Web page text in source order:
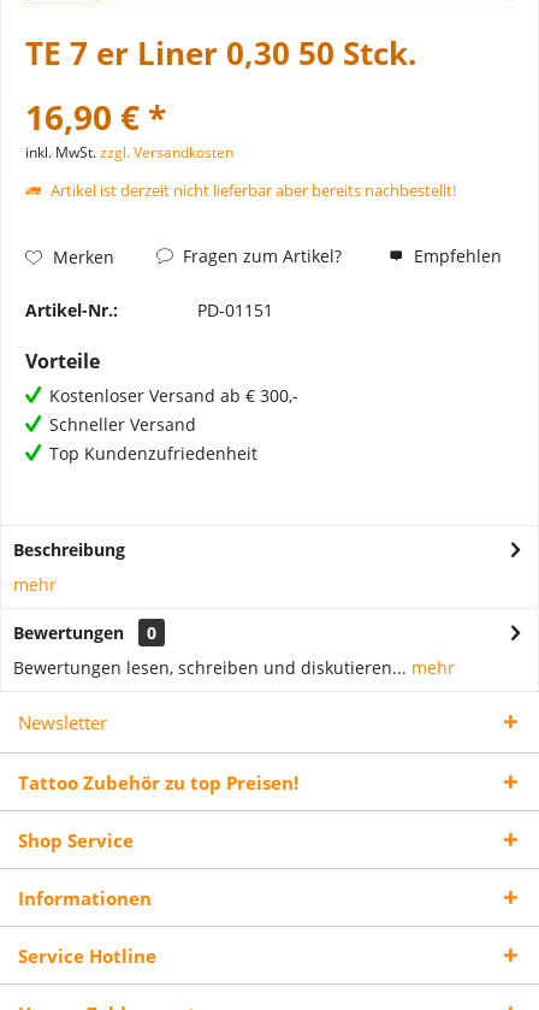
TE 7 er Liner 0,30 50 Stck.
16,90 € *
inkl. MwSt.zzgl. Versandkosten
Artikel ist derzeit nicht lieferbar aber bereits nachbestellt!
Merken Fragen zum Artikel? Empfehlen
Artikel-Nr.: PD-01151
Vorteile
Kostenloser Versand ab € 300,-
Schneller Versand
Top Kundenzufriedenheit
Beschreibung
mehr
Bewertungen
0
Bewertungen lesen, schreiben und diskutieren... mehr
Newsletter
Tattoo Zubehör zu top Preisen!
Shop Service
Informationen
Service Hotline